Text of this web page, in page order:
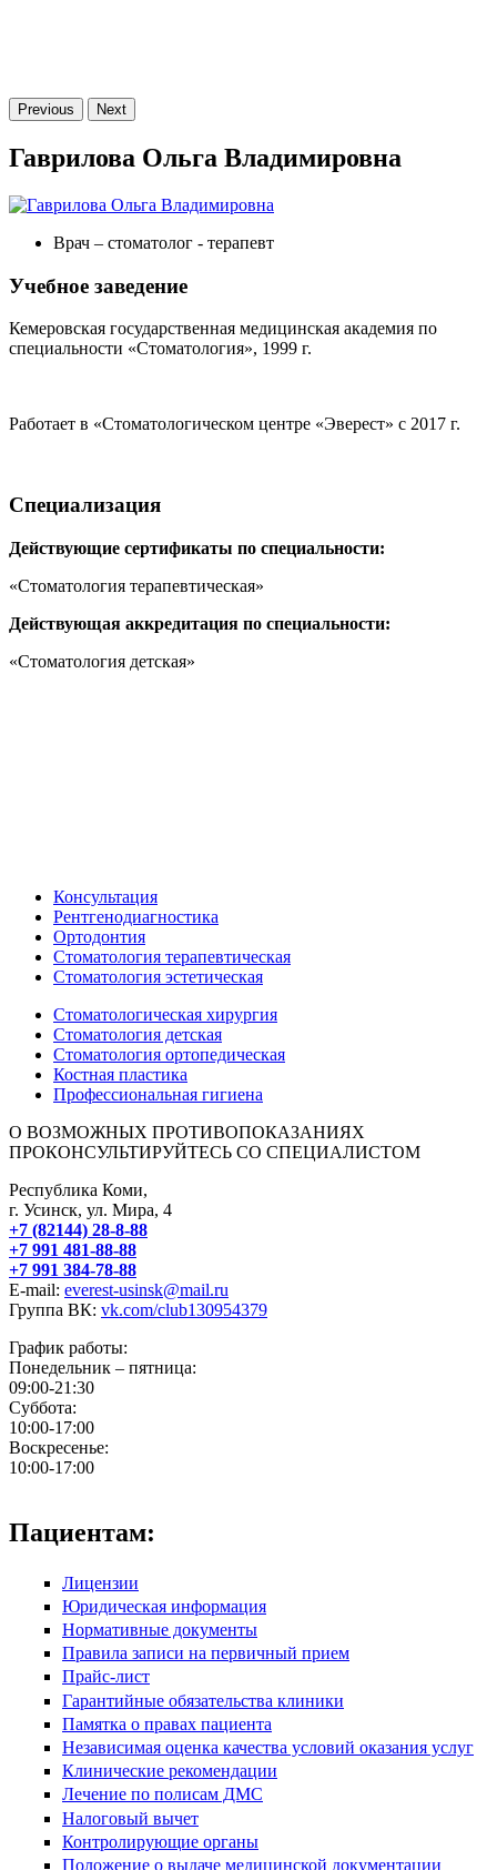
Previous Next
Гаврилова Ольга Владимировна
Врач – стоматолог - терапевт
Учебное заведение
Кемеровская государственная медицинская академия по
специальности «Стоматология», 1999 г.
Работает в «Стоматологическом центре «Эверест» с 2017 г.
Специализация
Действующие сертификаты по специальности:
«Стоматология терапевтическая»
Действующая аккредитация по специальности:
«Стоматология детская»
Консультация
Рентгенодиагностика
Ортодонтия
Стоматология терапевтическая
Стоматология эстетическая
Стоматологическая хирургия
Стоматология детская
Стоматология ортопедическая
Костная пластика
Профессиональная гигиена
О ВОЗМОЖНЫХ ПРОТИВОПОКАЗАНИЯХ
ПРОКОНСУЛЬТИРУЙТЕСЬ СО СПЕЦИАЛИСТОМ
Республика Коми,
г. Усинск, ул. Мира, 4
+7 (82144) 28-8-88
+7 991 481-88-88
+7 991 384-78-88
E-mail: everest-usinsk@mail.ru
Группа ВК: vk.com/club130954379
График работы:
Понедельник – пятница:
09:00-21:30
Суббота:
10:00-17:00
Воскресенье:
10:00-17:00
Пациентам:
Лицензии
Юридическая информация
Нормативные документы
Правила записи на первичный прием
Прайс-лист
Гарантийные обязательства клиники
Памятка о правах пациента
Независимая оценка качества условий оказания услуг
Клинические рекомендации
Лечение по полисам ДМС
Налоговый вычет
Контролирующие органы
Положение о выдаче медицинской документации